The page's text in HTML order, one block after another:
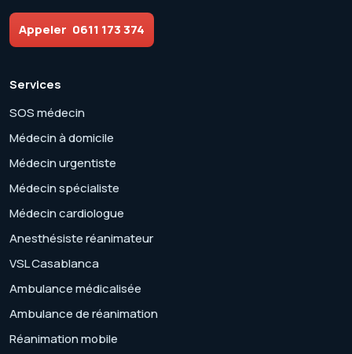
Appeler 0611 173 374
Services
SOS médecin
Médecin à domicile
Médecin urgentiste
Médecin spécialiste
Médecin cardiologue
Anesthésiste réanimateur
VSL Casablanca
Ambulance médicalisée
Ambulance de réanimation
Réanimation mobile